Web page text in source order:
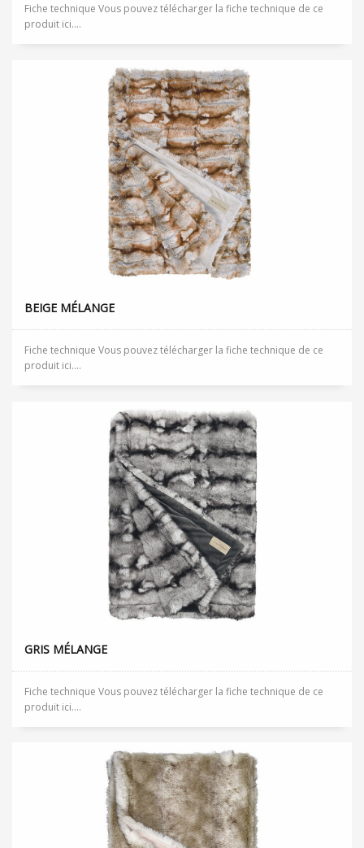
Fiche technique Vous pouvez télécharger la fiche technique de ce
produit ici....
BEIGE MÉLANGE
Fiche technique Vous pouvez télécharger la fiche technique de ce
produit ici....
GRIS MÉLANGE
Fiche technique Vous pouvez télécharger la fiche technique de ce
produit ici....